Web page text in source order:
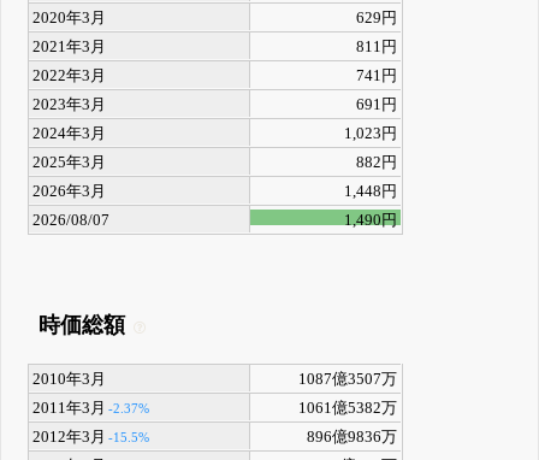
2020年3月
629円
2021年3月
811円
2022年3月
741円
2023年3月
691円
2024年3月
1,023円
2025年3月
882円
2026年3月
1,448円
2026/08/07
1,490円
時価総額
2010年3月
1087億3507万
2011年3月 -2.37%
1061億5382万
2012年3月 -15.5%
896億9836万